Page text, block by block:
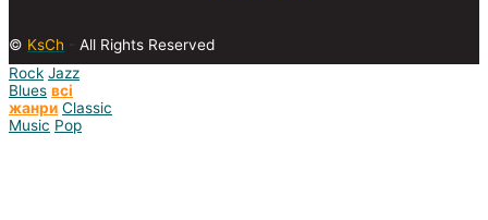
© KsCh
All Rights Reserved
Rock Jazz
Blues всі
жанри Classic
Music Pop